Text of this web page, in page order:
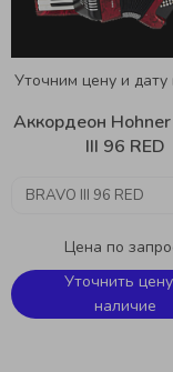
Уточним цену и дату
Аккордеон
III 96 RED
Цена по
Уточнить
наличие